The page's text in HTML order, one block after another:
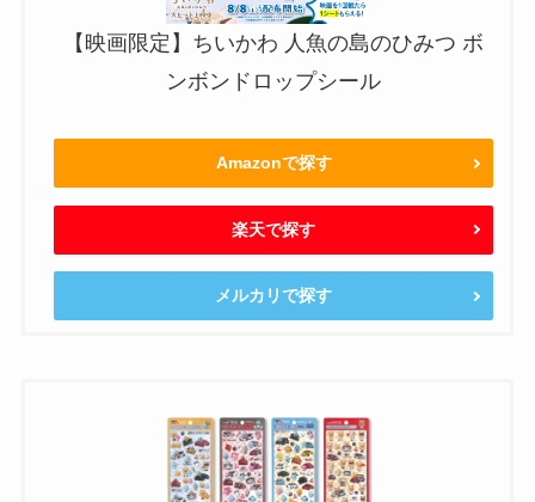
【映画限定】ちいかわ 人魚の島のひみつ ボ
ンボンドロップシール
Amazonで探す
楽天で探す
メルカリで探す